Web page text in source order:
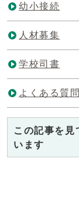
幼小接続
人材募集
学校司書
よくある質問
この記事を見
います